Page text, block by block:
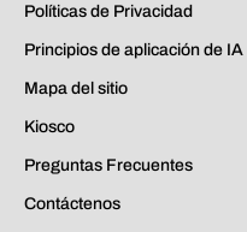
Políticas de Privacidad
Principios de aplicación de IA
Mapa del sitio
Kiosco
Preguntas Frecuentes
Contáctenos